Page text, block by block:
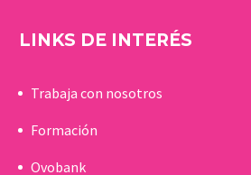
LINKS DE INTERÉS
Trabaja con nosotros
Formación
Ovobank